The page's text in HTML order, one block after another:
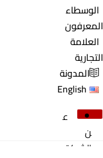
الوسطاء
المعرفون
العلامة
التجارية
المدونة
English
ع
ن
الشركة